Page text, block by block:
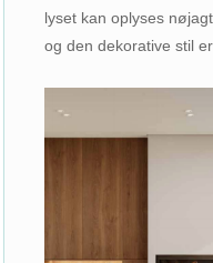
lyset kan oplyses
og den dekorative stil